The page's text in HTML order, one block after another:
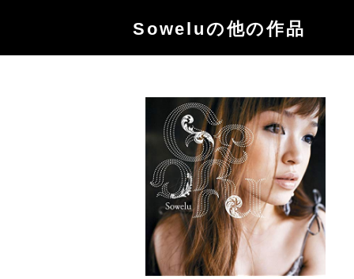
Soweluの他の作品